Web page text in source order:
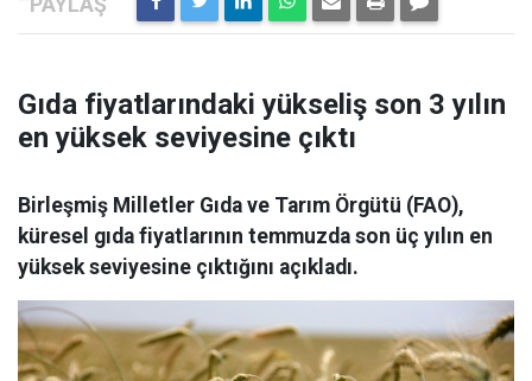
Gıda fiyatlarındaki yükseliş son 3 yılın
en yüksek seviyesine çıktı
Birleşmiş Milletler Gıda ve Tarım Örgütü (FAO),
küresel gıda fiyatlarının temmuzda son üç yılın en
yüksek seviyesine çıktığını açıkladı.